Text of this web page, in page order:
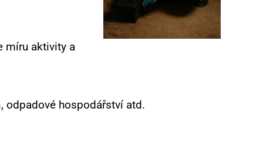
míru aktivity a
odpadové hospodářství atd.